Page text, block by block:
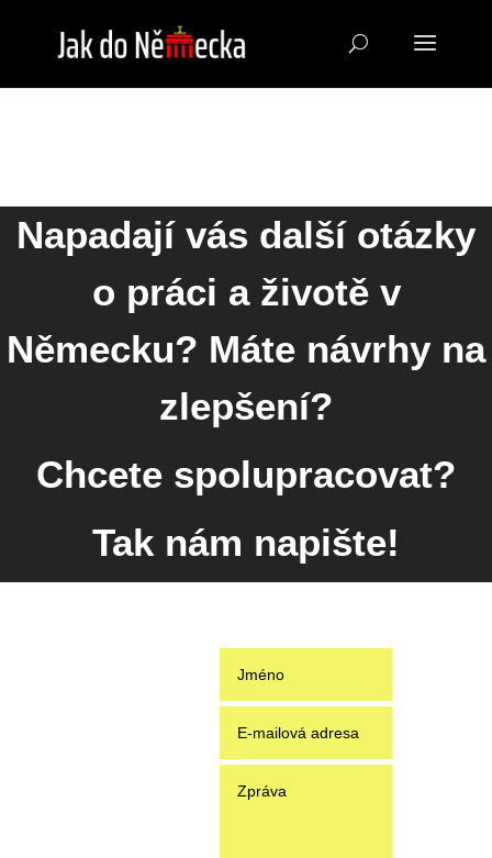
Napadají vás další otázky
o práci a životě v
Německu? Máte návrhy na
zlepšení?
Chcete spolupracovat?
Tak nám napište!